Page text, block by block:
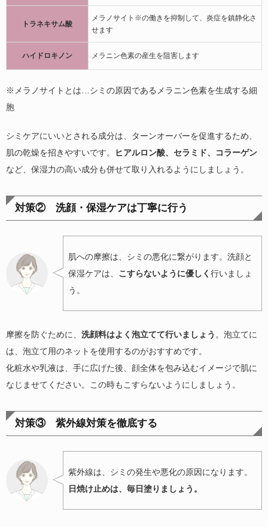
トラネキサム酸
メラノサイト※の働きを抑制して、炎症を鎮静化さ
せます
ハイドロキノン メラニン色素の産生を阻害します
※メラノサイトとは…シミの原因であるメラニン色素を生成する細
胞
シミケアにいいとされる成分は、ターンオーバーを促進するため、
肌の乾燥を招きやすいです。
ヒアルロン酸、セラミド、コラーゲン
など、保湿力の高い成分も併せて取り入れるようにしましょう。
対策② 洗顔・保湿ケアは丁寧に行う
肌への摩擦は、シミの悪化に繋がります。洗顔と
保湿ケアは、 こすらないように優しく 行いましょ
う。
摩擦を防ぐために、 洗顔料はよく泡立てて行いましょう 。泡立てに
は、泡立て用のネットを使用するのがおすすめです。
化粧水や乳液は、手に広げた後、顔全体を包み込むイメージで肌に
なじませてください。この時もこすらないようにしましょう。
対策③ 紫外線対策を徹底する
紫外線は、シミの発生や悪化の原因になります。
日焼け止めは、毎日塗りましょう。